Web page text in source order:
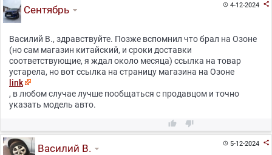
4-12-2024 
Сентябрь
Василий В., здравствуйте. Позже вспомнил что брал на Озоне
(но сам магазин китайский, и сроки доставки
соответствующие, я ждал около месяца) ссылка на товар
устарела, но вот ссылка на страницу магазина на Озоне
link
, в любом случае лучше пообщаться с продавцом и точно
указать модель авто.
 
5-12-2024 
Василий В.